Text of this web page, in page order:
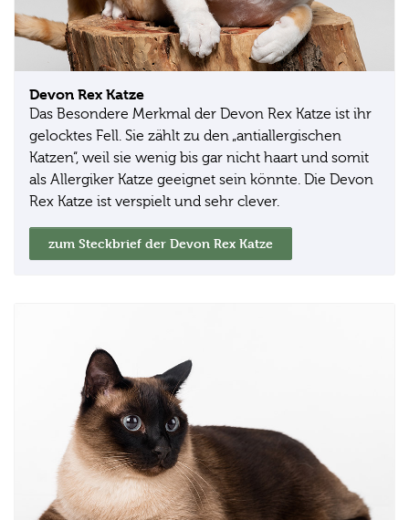
Devon Rex Katze
Das Besondere Merkmal der Devon Rex Katze ist ihr
gelocktes Fell. Sie zählt zu den „antiallergischen
Katzen“, weil sie wenig bis gar nicht haart und somit
als Allergiker Katze geeignet sein könnte. Die Devon
Rex Katze ist verspielt und sehr clever.
zum Steckbrief der Devon Rex Katze